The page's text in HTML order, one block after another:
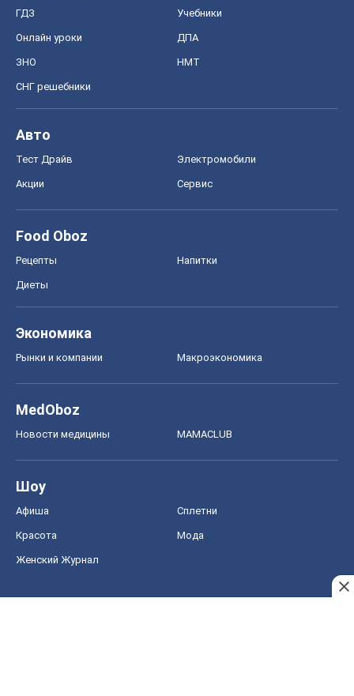
ГДЗ Учебники
Онлайн уроки ДПА
ЗНО НМТ
СНГ решебники
Авто
Тест Драйв Электромобили
Акции Сервис
Food Oboz
Рецепты Напитки
Диеты
Экономика
Рынки и компании Mакроэкономика
MedOboz
Новости медицины MAMACLUB
Шоу
Афиша Сплетни
Красота Мода
Женский Журнал